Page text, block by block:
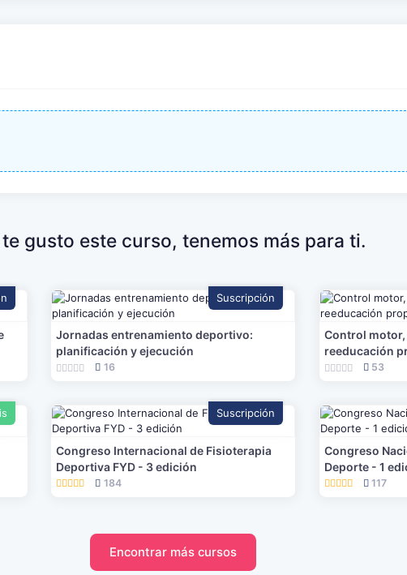
te gusto este curso, tenemos más para ti.
Suscripción
Jornadas entrenamiento deportivo:
planificación y ejecución
16
Control
reeducación
53
Suscripción
Congreso Internacional de Fisioterapia
Deportiva FYD - 3 edición
184
Congreso
Deporte - 1
117
Encontrar más cursos